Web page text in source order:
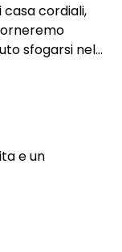
cordiali,
sfogarsi nel
I panini che
molto
e un